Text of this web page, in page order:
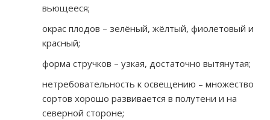
вьющееся;
окрас плодов – зелёный, жёлтый, фиолетовый и
красный;
форма стручков – узкая, достаточно вытянутая;
нетребовательность к освещению – множество
сортов хорошо развивается в полутени и на
северной стороне;